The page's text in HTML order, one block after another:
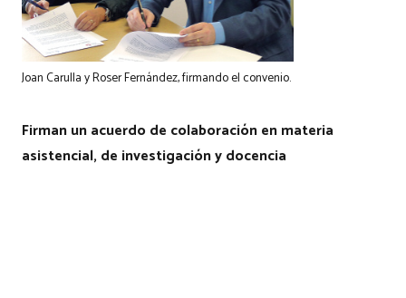
Joan Carulla y Roser Fernández, firmando el convenio.
Firman un acuerdo de colaboración en materia
asistencial, de investigación y docencia